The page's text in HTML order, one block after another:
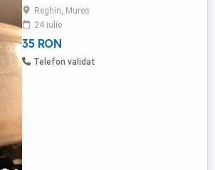
si pt pesti maturi. Culturi dispunibile
Reghin, Mures
24 iulie
35 RON
Telefon validat